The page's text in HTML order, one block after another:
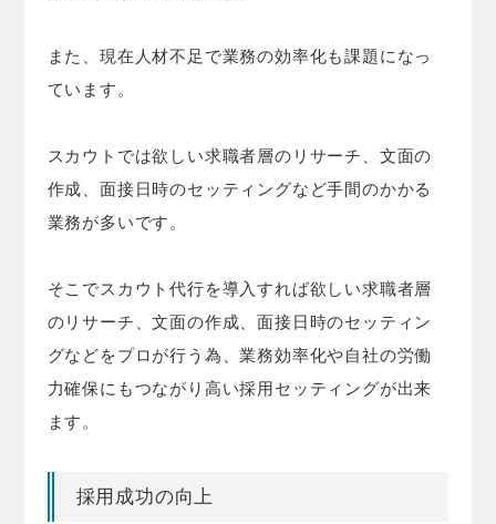
また、現在人材不足で業務の効率化も課題になっ
ています。
スカウトでは欲しい求職者層のリサーチ、文面の
作成、面接日時のセッティングなど手間のかかる
業務が多いです。
そこでスカウト代行を導入すれば欲しい求職者層
のリサーチ、文面の作成、面接日時のセッティン
グなどをプロが行う為、業務効率化や自社の労働
力確保にもつながり高い採用セッティングが出来
ます。
採用成功の向上